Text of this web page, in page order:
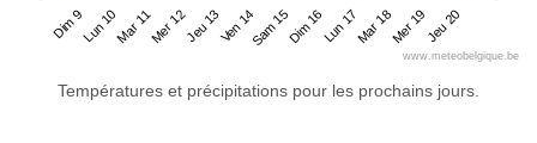
Dim 9Lun 10Mar 11Mer 12Jeu 13Ven 14Sam 15Dim 16Lun 17Mar 18Mer 19Jeu 20
www.meteobelgique.be
Températures et précipitations pour les prochains jours.